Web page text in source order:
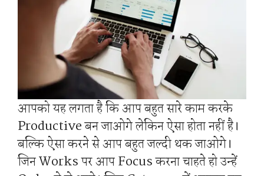
आपको यह लगता है कि आप बहुत सारे काम करके
Productive बन जाओगे लेकिन ऐसा होता नहीं है।
बल्कि ऐसा करने से आप बहुत जल्दी थक जाओगे।
जिन Works पर आप Focus करना चाहते हो उन्हें